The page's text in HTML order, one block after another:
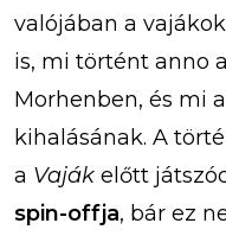
valójában a
is, mi történt anno
Morhenben, és mi
kihalásának. A
a Vaják előtt
spin-offja, bár ez